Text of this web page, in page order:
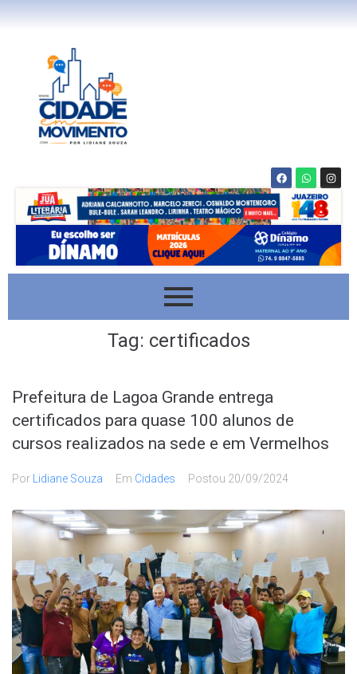
Tag: certificados
Prefeitura de Lagoa Grande entrega
certificados para quase 100 alunos de
cursos realizados na sede e em Vermelhos
Por Lidiane Souza Em Cidades Postou 20/09/2024